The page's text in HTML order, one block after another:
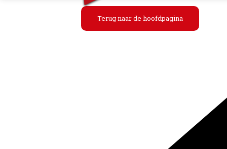
Terug naar de hoofdpagina